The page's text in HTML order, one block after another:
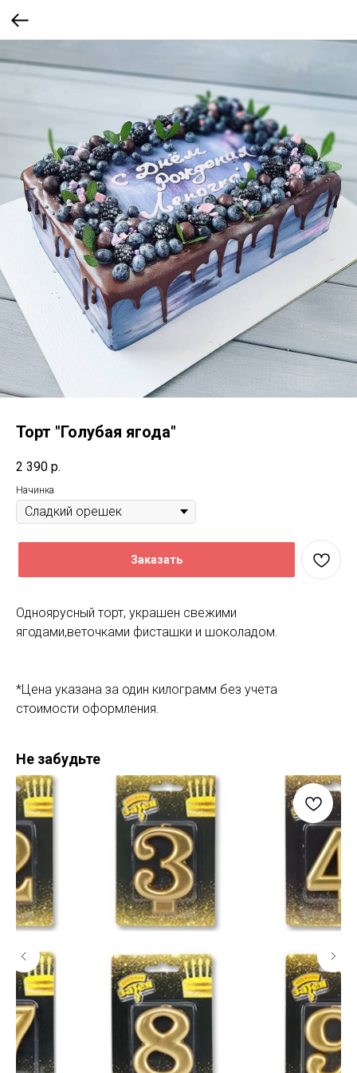
Торт "Голубая ягода"
2 390 р.
Начинка
Заказать
Одноярусный торт, украшен свежими
ягодами,веточками фисташки и шоколадом.
*Цена указана за один килограмм без учета
стоимости оформления.
Не забудьте